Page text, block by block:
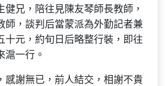
健兄，陪往見陳友琴師長教師，
師，談判后當蒙派為外勤記者兼
十元，約旬日后略整行裝，即往
滬一行。
感謝無已，前人結交，相謝不貴